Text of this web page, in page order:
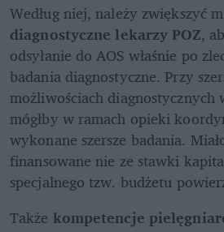
Według niej, należy zwiększyć
diagnostyczne lekarzy POZ,
odsyłanie do AOS właśnie po
badania diagnostyczne. Przy
możliwościach diagnostycznych
mógłby w ramach opieki
wykonane szersze badania.
finansowane nie ze stawki
specjalnego tzw. budżetu
Także kompetencje